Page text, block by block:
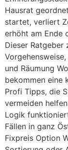
Hausrat
startet, verliert
erhöht am Ende
Dieser Ratgeber
und Räumung
bekommen eine
Profi Tipps, die
vermeiden
Logik
Fällen in ganz
Fixpreis Option